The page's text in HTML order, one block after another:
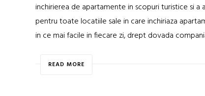
inchirierea de apartamente in scopuri turistice si
pentru toate locatiile sale in care inchiriaza
in ce mai facile in fiecare zi, drept dovada
READ MORE